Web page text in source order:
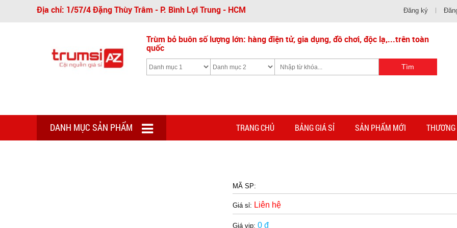
Địa chỉ: 1/57/4 Đặng Thùy Trâm - P. Bình Lợi Trung - HCM Đăng ký
Trùm bỏ buôn số lượng lớn: hàng điện tử, gia dụng, đồ chơi, độc lạ,...trên toàn
quốc
DANH MỤC SẢN PHẨM TRANG CHỦ BẢNG GIÁ SỈ SẢN PHẨM MỚI
MÃ SP:
Giá sỉ: Liên hệ
Giá vip:0 đ